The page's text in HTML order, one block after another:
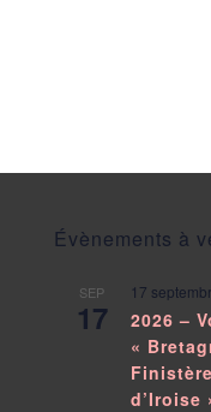
Évènements à
SEP
17
17
2026 –
«
d’Iroise